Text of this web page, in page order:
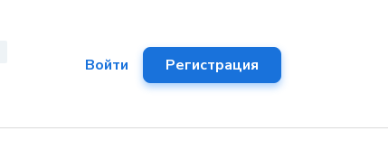
Войти Регистрация